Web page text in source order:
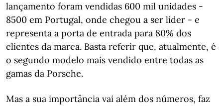
lançamento foram vendidas 600 mil unidades -
8500 em Portugal, onde chegou a ser líder - e
representa a porta de entrada para 80% dos
clientes da marca. Basta referir que, atualmente, é
o segundo modelo mais vendido entre todas as
gamas da Porsche.
Mas a sua importância vai além dos números, faz